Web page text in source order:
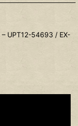
‎– UPT12-54693 / EX-